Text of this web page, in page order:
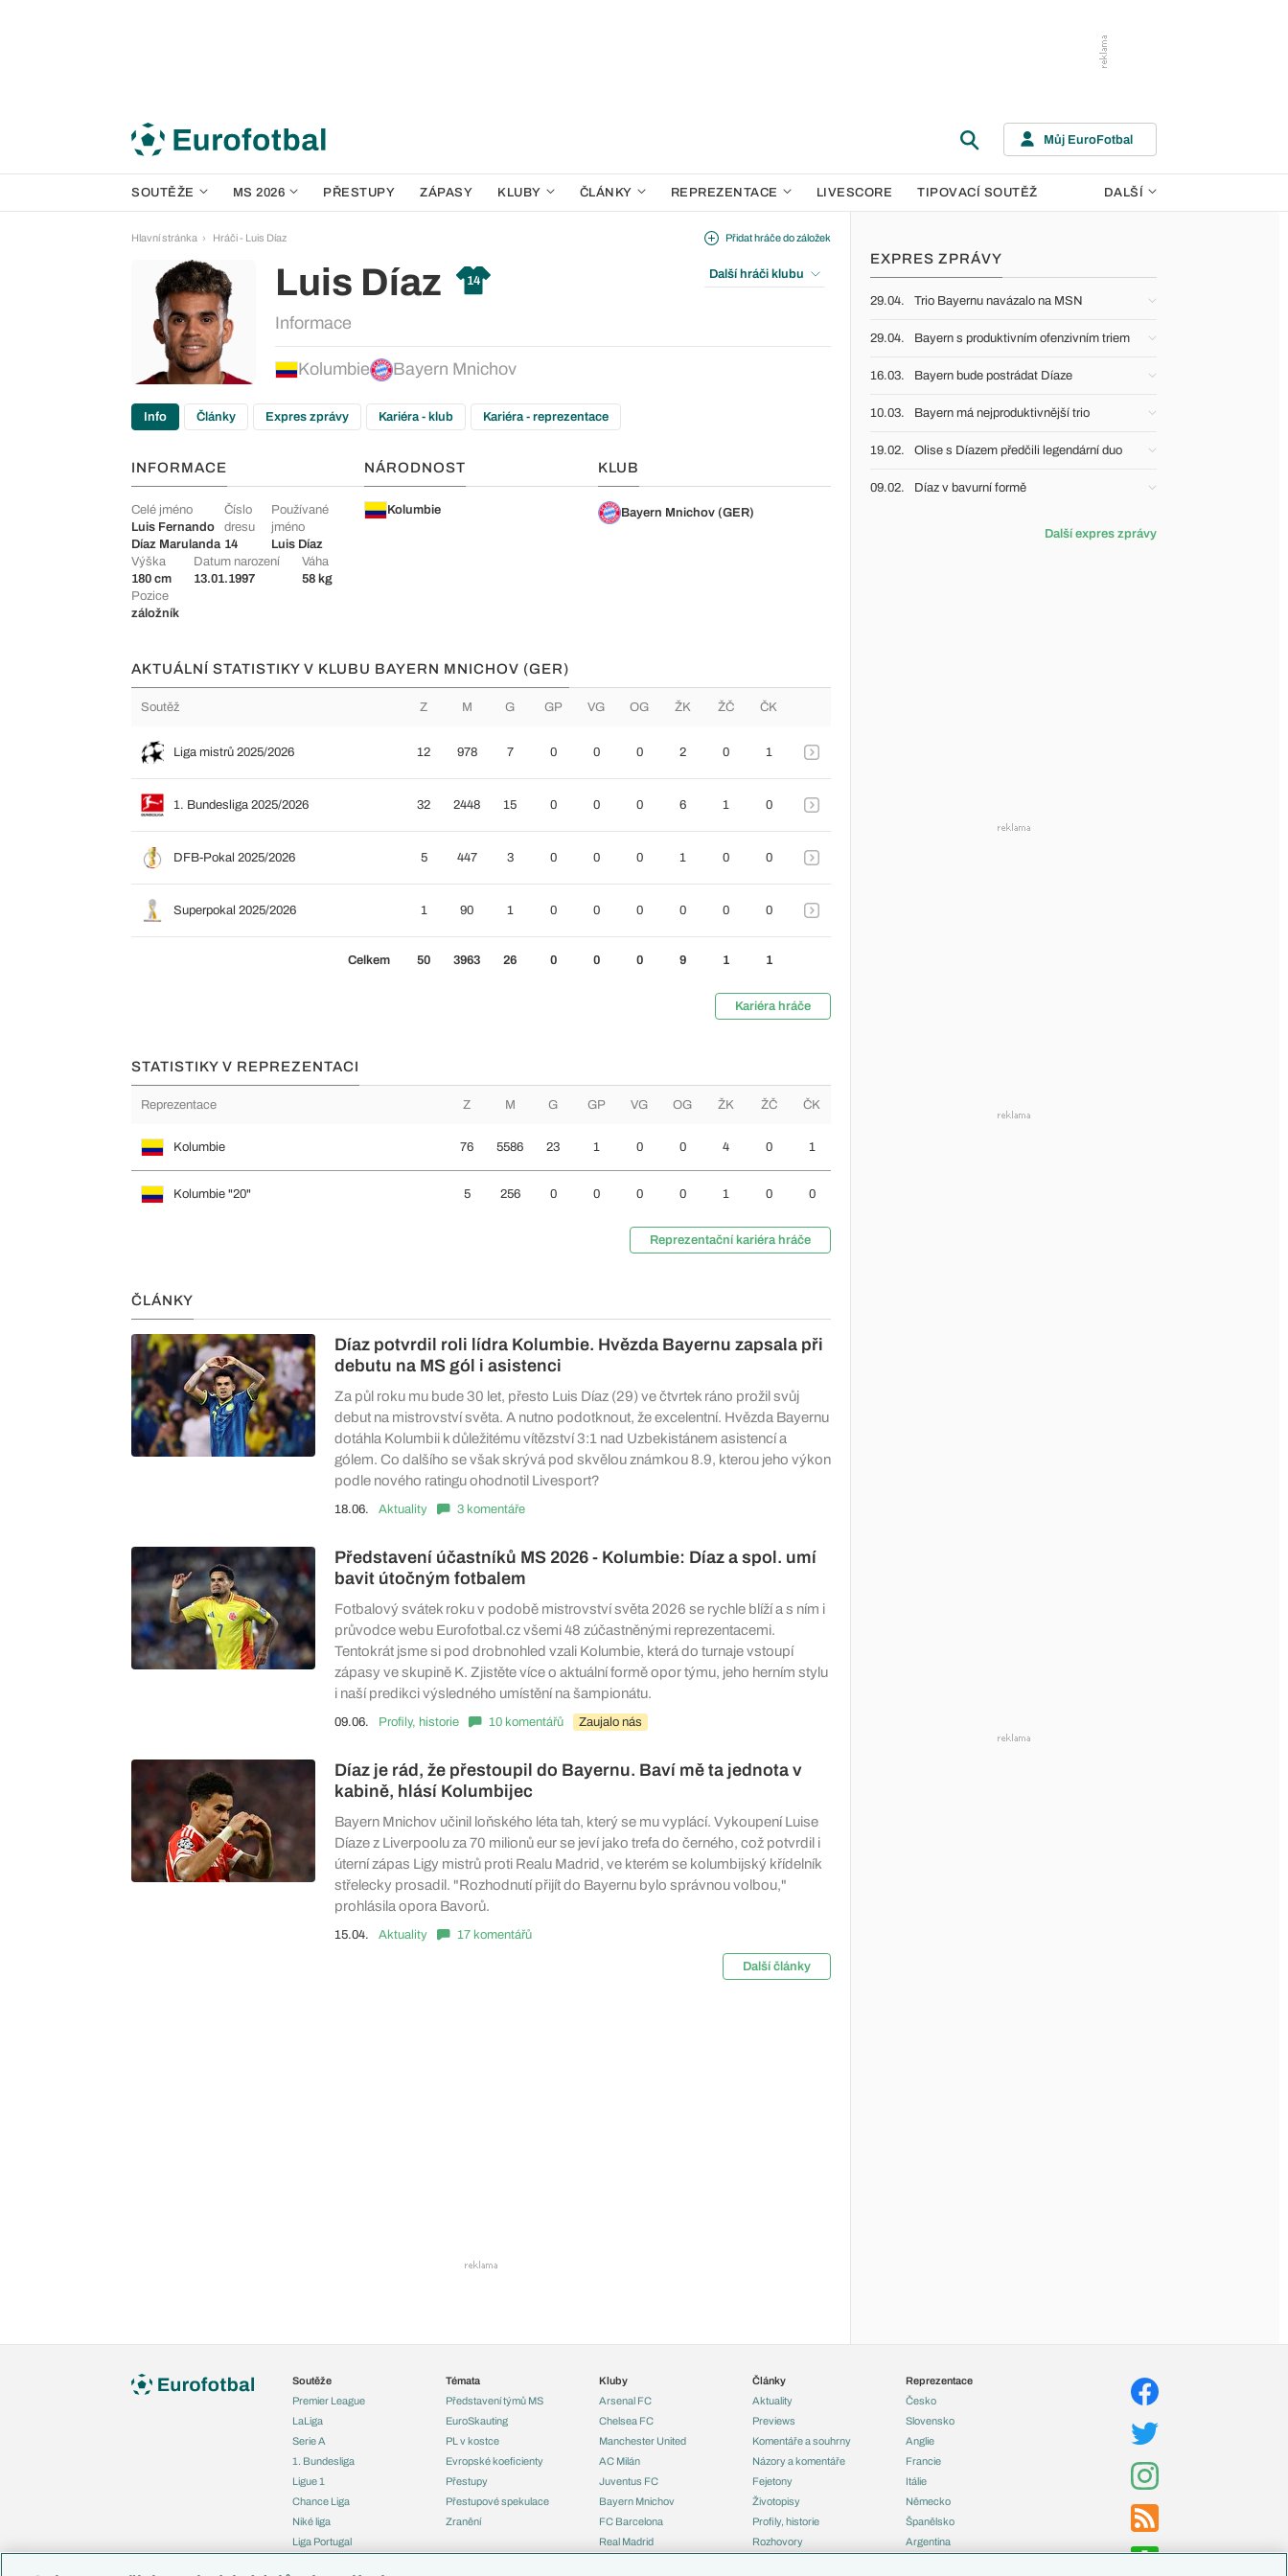
Můj EuroFotbal
SOUTĚŽE MS 2026 PŘESTUPY ZÁPASY KLUBY ČLÁNKY REPREZENTACE LIVESCORE TIPOVACÍ SOUTĚŽ DALŠÍ
Hlavní stránka Hráči - Luis Díaz
Luis Díaz 14
Informace
Kolumbie Bayern Mnichov
Přidat hráče do záložek
Další hráči klubu
Info Články Expres zprávy Kariéra - klub Kariéra - reprezentace
INFORMACE
Celé jméno
Luis Fernando
Díaz Marulanda
Číslo
dresu
14
Používané
jméno
Luis Díaz
Výška
180 cm
Datum narození
13.01.1997
Váha
58 kg
Pozice
záložník
NÁRODNOST
Kolumbie
KLUB
Bayern Mnichov (GER)
AKTUÁLNÍ STATISTIKY V KLUBU BAYERN MNICHOV (GER)
Soutěž Z M G GP VG OG ŽK ŽČ ČK
Liga mistrů 2025/2026 12 978 7 0 0 0 2 0 1
1. Bundesliga 2025/2026 32 2448 15 0 0 0 6 1 0
DFB-Pokal 2025/2026 5 447 3 0 0 0 1 0 0
Superpokal 2025/2026 1 90 1 0 0 0 0 0 0
Celkem 50 3963 26 0 0 0 9 1 1
Kariéra hráče
STATISTIKY V REPREZENTACI
Reprezentace Z M G GP VG OG ŽK ŽČ ČK
Kolumbie 76 5586 23 1 0 0 4 0 1
Kolumbie "20" 5 256 0 0 0 0 1 0 0
Reprezentační kariéra hráče
ČLÁNKY
Díaz potvrdil roli lídra Kolumbie. Hvězda Bayernu zapsala při
debutu na MS gól i asistenci
Za půl roku mu bude 30 let, přesto Luis Díaz (29) ve čtvrtek ráno prožil svůj
debut na mistrovství světa. A nutno podotknout, že excelentní. Hvězda Bayernu
dotáhla Kolumbii k důležitému vítězství 3:1 nad Uzbekistánem asistencí a
gólem. Co dalšího se však skrývá pod skvělou známkou 8.9, kterou jeho výkon
podle nového ratingu ohodnotil Livesport?
18.06. Aktuality 3 komentáře
Představení účastníků MS 2026 - Kolumbie: Díaz a spol. umí
bavit útočným fotbalem
Fotbalový svátek roku v podobě mistrovství světa 2026 se rychle blíží a s ním i
průvodce webu Eurofotbal.cz všemi 48 zúčastněnými reprezentacemi.
Tentokrát jsme si pod drobnohled vzali Kolumbie, která do turnaje vstoupí
zápasy ve skupině K. Zjistěte více o aktuální formě opor týmu, jeho herním stylu
i naší predikci výsledného umístění na šampionátu.
09.06. Profily, historie 10 komentářů Zaujalo nás
Díaz je rád, že přestoupil do Bayernu. Baví mě ta jednota v
kabině, hlásí Kolumbijec
Bayern Mnichov učinil loňského léta tah, který se mu vyplácí. Vykoupení Luise
Díaze z Liverpoolu za 70 milionů eur se jeví jako trefa do černého, což potvrdil i
úterní zápas Ligy mistrů proti Realu Madrid, ve kterém se kolumbijský křídelník
střelecky prosadil. "Rozhodnutí přijít do Bayernu bylo správnou volbou,"
prohlásila opora Bavorů.
15.04. Aktuality 17 komentářů
Další články
EXPRES ZPRÁVY
29.04. Trio Bayernu navázalo na MSN
29.04. Bayern s produktivním ofenzivním triem
16.03. Bayern bude postrádat Díaze
10.03. Bayern má nejproduktivnější trio
19.02. Olise s Díazem předčili legendární duo
09.02. Díaz v bavurní formě
Další expres zprávy
Soutěže
Premier League
LaLiga
Serie A
1. Bundesliga
Ligue 1
Chance Liga
Niké liga
Liga Portugal
Témata
Představení týmů MS
EuroSkauting
PL v kostce
Evropské koeficienty
Přestupy
Přestupové spekulace
Zranění
Kluby
Arsenal FC
Chelsea FC
Manchester United
AC Milán
Juventus FC
Bayern Mnichov
FC Barcelona
Real Madrid
Články
Aktuality
Previews
Komentáře a souhrny
Názory a komentáře
Fejetony
Životopisy
Profily, historie
Rozhovory
Reprezentace
Česko
Slovensko
Anglie
Francie
Itálie
Německo
Španělsko
Argentina